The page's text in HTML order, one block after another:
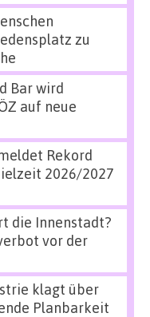
zu
Bar wird
auf neue
Rekord
2026/2027
die Innenstadt?
vor der
klagt über
Planbarkeit